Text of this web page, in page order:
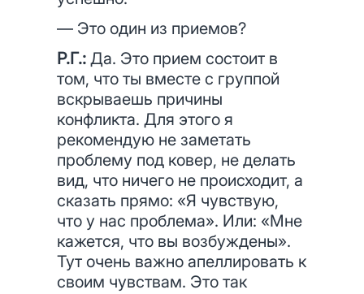
— Это один из приемов?
Р.Г.: Да. Это прием состоит в
том, что ты вместе с группой
вскрываешь причины
конфликта. Для этого я
рекомендую не заметать
проблему под ковер, не делать
вид, что ничего не происходит, а
сказать прямо: «Я чувствую,
что у нас проблема». Или: «Мне
кажется, что вы возбуждены».
Тут очень важно апеллировать к
своим чувствам. Это так